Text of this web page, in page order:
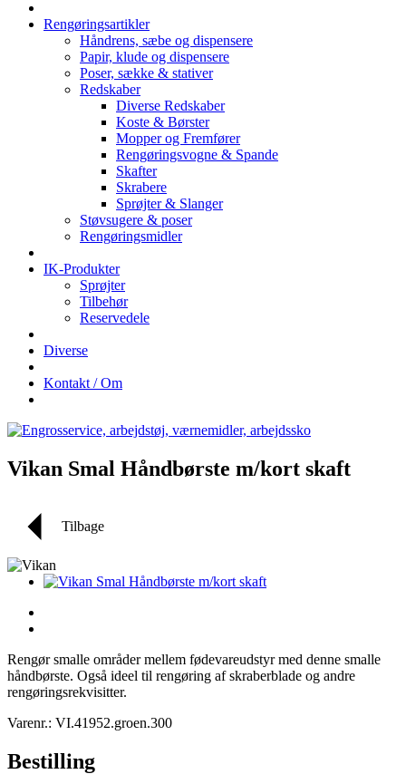
Rengøringsartikler
Håndrens, sæbe og dispensere
Papir, klude og dispensere
Poser, sække & stativer
Redskaber
Diverse Redskaber
Koste & Børster
Mopper og Fremfører
Rengøringsvogne & Spande
Skafter
Skrabere
Sprøjter & Slanger
Støvsugere & poser
Rengøringsmidler
IK-Produkter
Sprøjter
Tilbehør
Reservedele
Diverse
Kontakt / Om
Vikan Smal Håndbørste m/kort skaft
Tilbage
Rengør smalle områder mellem fødevareudstyr med denne smalle
håndbørste. Også ideel til rengøring af skraberblade og andre
rengøringsrekvisitter.
Varenr.: VI.41952.groen.300
Bestilling